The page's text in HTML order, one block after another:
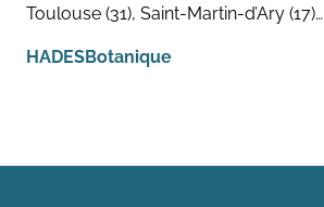
Toulouse (31), Saint-Martin-d’Ary (17)…
HADESBotanique